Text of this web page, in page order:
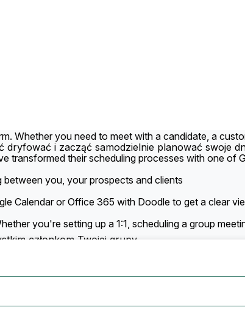
dryfować i zacząć samodzielnie planować swoje
członkom Twojej grupy.
webinaria lub wydarzenia i pozwól im wybrać,
Whether you need to meet with a candidate, a
transformed their scheduling processes with one of
you, your prospects and clients
Calendar or Office 365 with Doodle to get a clear
you're setting up a 1:1, scheduling a group